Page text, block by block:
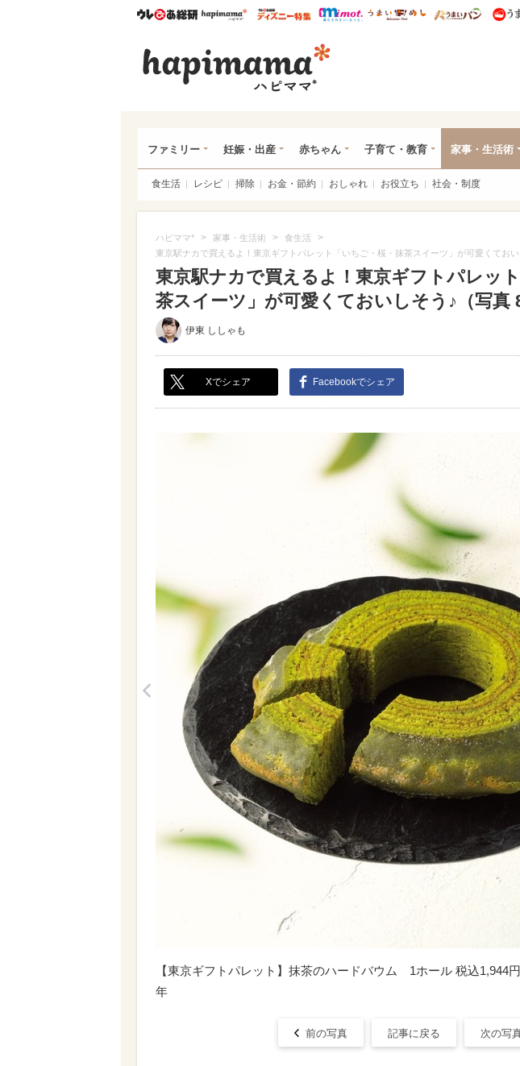
ウレぴあ総研ハピママ* ウレぴあ総研 ディズニー特集
mimot. うまいめし うま
ファミリー 妊娠・出産 赤ちゃん 子育て・教育 家事・生活術
食生活 レシピ 掃除 お金・節約 おしゃれ お役立ち 社会・制度
ハピママ* > 家事・生活術 > 食生活 >
東京駅ナカで買えるよ！東京ギフトパレット「いちご・桜・抹茶スイーツ」が可愛くてお
東京駅ナカで買えるよ！東京ギフトパレッ
茶スイーツ」が可愛くておいしそう♪（写真
伊東 ししゃも
Xでシェア Facebookでシェア
【東京ギフトパレット】抹茶のハードバウム 1ホール 税込1,944
年
前の写真 記事に戻る 次の写